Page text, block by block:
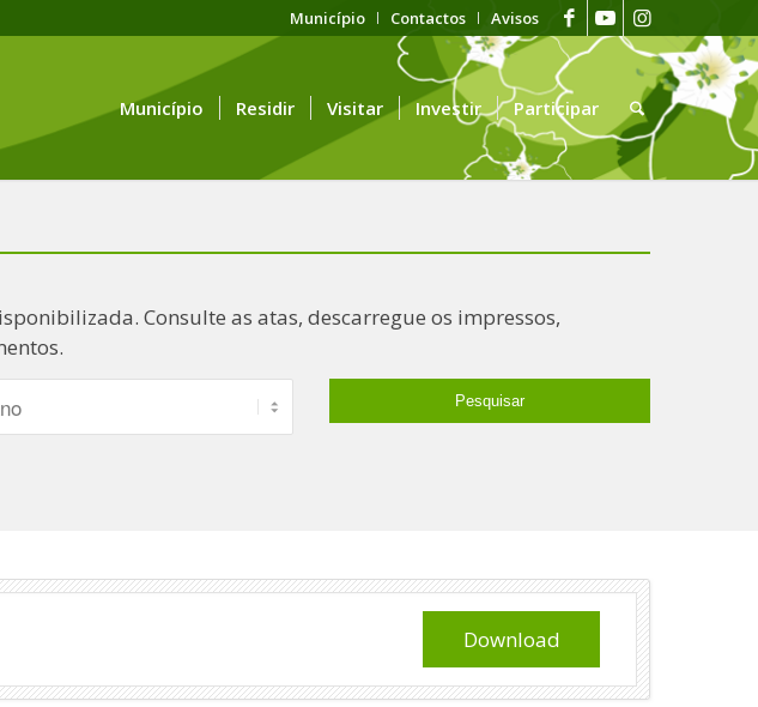
Município Contactos Avisos
Município Residir Visitar Investir Participar
Consulte as atas, descarregue os impressos,
Download